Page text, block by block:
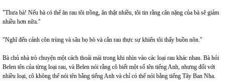
"Thưa bà! Nếu bà có thể ăn rau tôi trồng, ăn thật nhiều, tôi tin rằng cân nặng của bà sẽ giảm
nhiều hơn nữa."
"Nghĩ đến cảnh côn trùng và sâu bọ bò và cắn rau thực sự khiến tôi thấy buồn nôn."
Bà chủ nhà trò chuyện một cách thoải mái trong khi nhìn vào các loại rau khác nhau. Bà hỏi
Belen tên của từng loại rau, và Belen nói rằng cô biết một số tên tiếng Anh, nhưng đối với
nhiều loại, cô không thể nói tên bằng tiếng Anh và chỉ có thể nói bằng tiếng Tây Ban Nha.